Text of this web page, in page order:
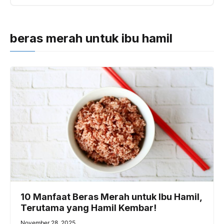
beras merah untuk ibu hamil
10 Manfaat Beras Merah untuk Ibu Hamil,
Terutama yang Hamil Kembar!